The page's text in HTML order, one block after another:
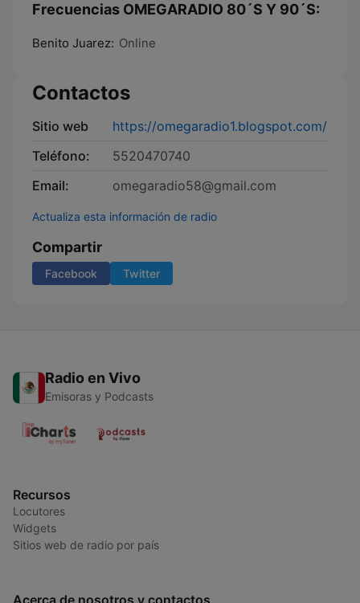
Frecuencias OMEGARADIO 80´S Y 90´S:
Benito Juarez: Online
Contactos
Sitio web
https://omegaradio1.blogspot.com/
Teléfono:
5520470740
Email:
omegaradio58@gmail.com
Actualiza esta información de radio
Compartir
Facebook Twitter
Radio en Vivo
Emisoras y Podcasts
Recursos
Locutores
Widgets
Sitios web de radio por país
Acerca de nosotros y contactos